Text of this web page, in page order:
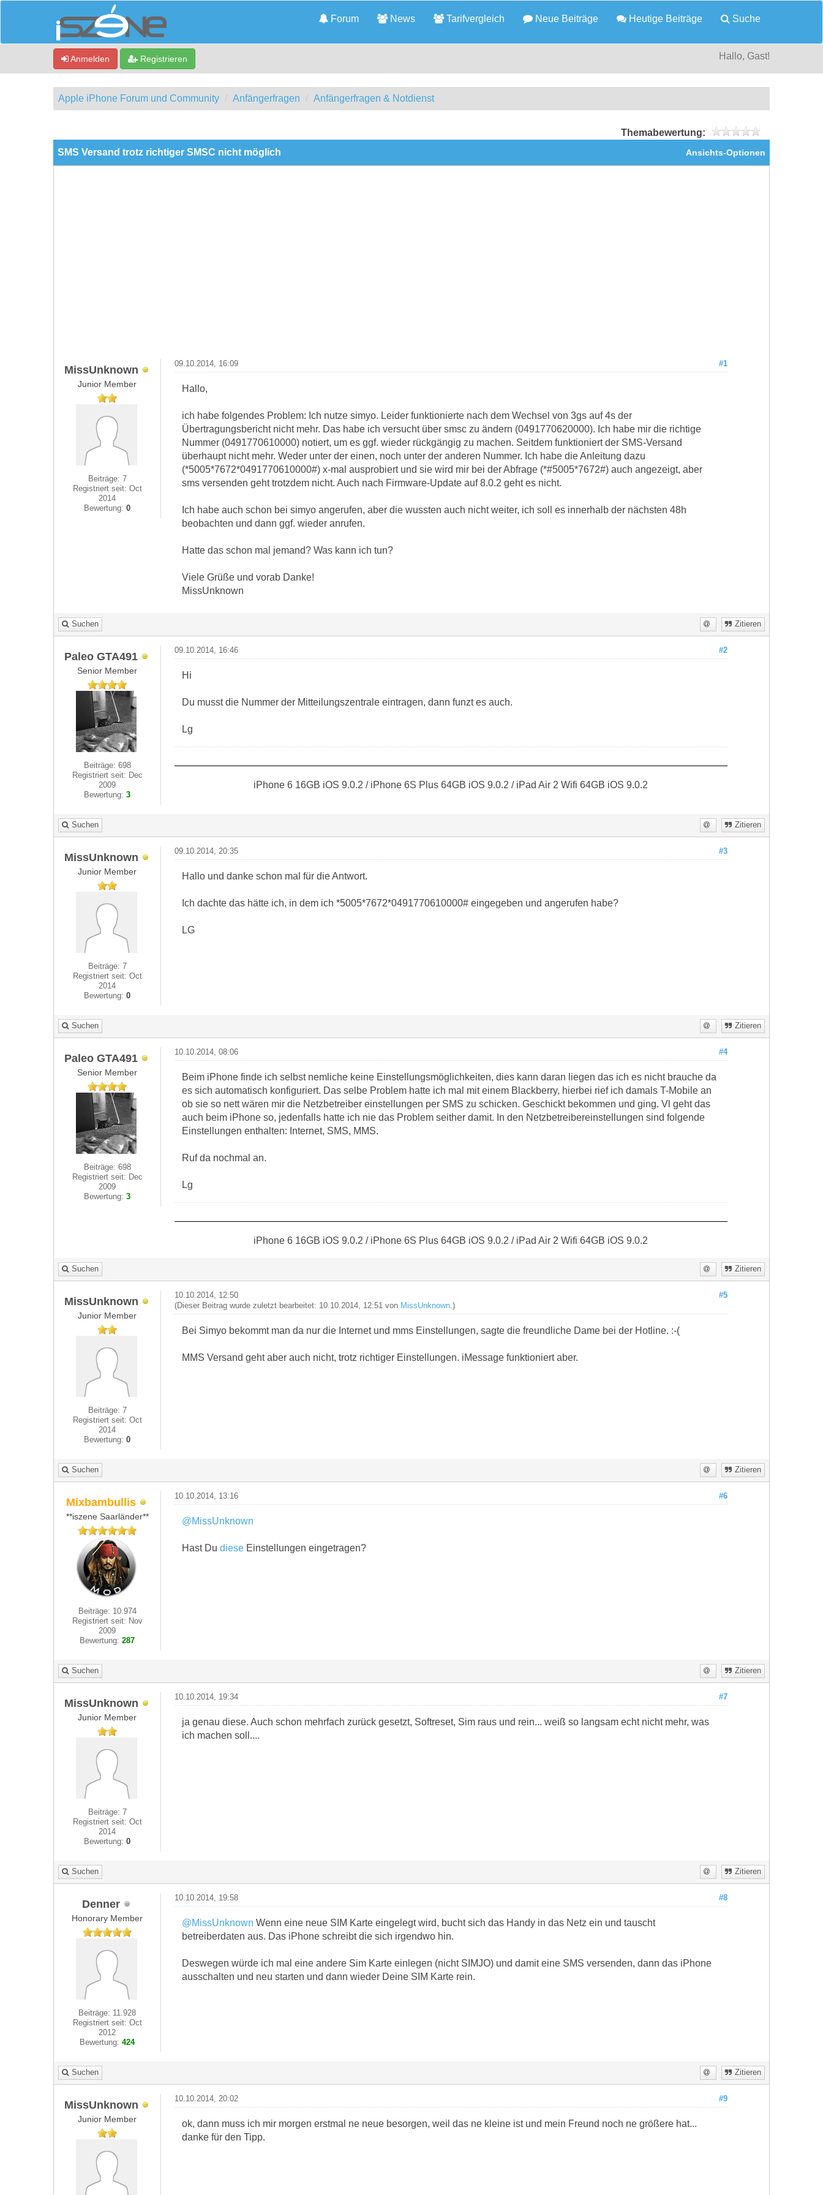
Forum News Tarifvergleich Neue Beiträge Heutige Beiträge Suche
Anmelden Registrieren Hallo, Gast!
Apple iPhone Forum und Community Anfängerfragen Anfängerfragen & Notdienst
Themabewertung:
Ansichts-Optionen
SMS Versand trotz richtiger SMSC nicht möglich
MissUnknown
Junior Member
Beiträge: 7
Registriert seit: Oct
2014
Bewertung:0
#1
09.10.2014, 16:09
Hallo,
ich habe folgendes Problem: Ich nutze simyo. Leider funktionierte nach dem Wechsel von 3gs auf 4s der
Übertragungsbericht nicht mehr. Das habe ich versucht über smsc zu ändern (0491770620000). Ich habe mir die richtige
Nummer (0491770610000) notiert, um es ggf. wieder rückgängig zu machen. Seitdem funktioniert der SMS-Versand
überhaupt nicht mehr. Weder unter der einen, noch unter der anderen Nummer. Ich habe die Anleitung dazu
(*5005*7672*0491770610000#) x-mal ausprobiert und sie wird mir bei der Abfrage (*#5005*7672#) auch angezeigt, aber
sms versenden geht trotzdem nicht. Auch nach Firmware-Update auf 8.0.2 geht es nicht.
Ich habe auch schon bei simyo angerufen, aber die wussten auch nicht weiter, ich soll es innerhalb der nächsten 48h
beobachten und dann ggf. wieder anrufen.
Hatte das schon mal jemand? Was kann ich tun?
Viele Grüße und vorab Danke!
MissUnknown
Suchen Zitieren
Paleo GTA491
Senior Member
Beiträge: 698
Registriert seit: Dec
2009
Bewertung:3
#2
09.10.2014, 16:46
Hi
Du musst die Nummer der Mitteilungszentrale eintragen, dann funzt es auch.
Lg
iPhone 6 16GB iOS 9.0.2 / iPhone 6S Plus 64GB iOS 9.0.2 / iPad Air 2 Wifi 64GB iOS 9.0.2
Suchen Zitieren
MissUnknown
Junior Member
Beiträge: 7
Registriert seit: Oct
2014
Bewertung:0
#3
09.10.2014, 20:35
Hallo und danke schon mal für die Antwort.
Ich dachte das hätte ich, in dem ich *5005*7672*0491770610000# eingegeben und angerufen habe?
LG
Suchen Zitieren
Paleo GTA491
Senior Member
Beiträge: 698
Registriert seit: Dec
2009
Bewertung:3
#4
10.10.2014, 08:06
Beim iPhone finde ich selbst nemliche keine Einstellungsmöglichkeiten, dies kann daran liegen das ich es nicht brauche da
es sich automatisch konfiguriert. Das selbe Problem hatte ich mal mit einem Blackberry, hierbei rief ich damals T-Mobile an
ob sie so nett wären mir die Netzbetreiber einstellungen per SMS zu schicken. Geschickt bekommen und ging. Vl geht das
auch beim iPhone so, jedenfalls hatte ich nie das Problem seither damit. In den Netzbetreibereinstellungen sind folgende
Einstellungen enthalten: Internet, SMS, MMS.
Ruf da nochmal an.
Lg
iPhone 6 16GB iOS 9.0.2 / iPhone 6S Plus 64GB iOS 9.0.2 / iPad Air 2 Wifi 64GB iOS 9.0.2
Suchen Zitieren
MissUnknown
Junior Member
Beiträge: 7
Registriert seit: Oct
2014
Bewertung:0
#5
10.10.2014, 12:50
(Dieser Beitrag wurde zuletzt bearbeitet: 10.10.2014, 12:51 von MissUnknown.)
Bei Simyo bekommt man da nur die Internet und mms Einstellungen, sagte die freundliche Dame bei der Hotline. :-(
MMS Versand geht aber auch nicht, trotz richtiger Einstellungen. iMessage funktioniert aber.
Suchen Zitieren
Mixbambullis
**iszene Saarländer**
Beiträge: 10.974
Registriert seit: Nov
2009
Bewertung:287
#6
10.10.2014, 13:16
@MissUnknown
Hast Du dieseEinstellungen eingetragen?
Suchen Zitieren
MissUnknown
Junior Member
Beiträge: 7
Registriert seit: Oct
2014
Bewertung:0
#7
10.10.2014, 19:34
ja genau diese. Auch schon mehrfach zurück gesetzt, Softreset, Sim raus und rein... weiß so langsam echt nicht mehr, was
ich machen soll....
Suchen Zitieren
Denner
Honorary Member
Beiträge: 11.928
Registriert seit: Oct
2012
Bewertung:424
#8
10.10.2014, 19:58
@MissUnknown Wenn eine neue SIM Karte eingelegt wird, bucht sich das Handy in das Netz ein und tauscht
betreiberdaten aus. Das iPhone schreibt die sich irgendwo hin.
Deswegen würde ich mal eine andere Sim Karte einlegen (nicht SIMJO) und damit eine SMS versenden, dann das iPhone
ausschalten und neu starten und dann wieder Deine SIM Karte rein.
Suchen Zitieren
MissUnknown
Junior Member
#9
10.10.2014, 20:02
ok, dann muss ich mir morgen erstmal ne neue besorgen, weil das ne kleine ist und mein Freund noch ne größere hat...
danke für den Tipp.